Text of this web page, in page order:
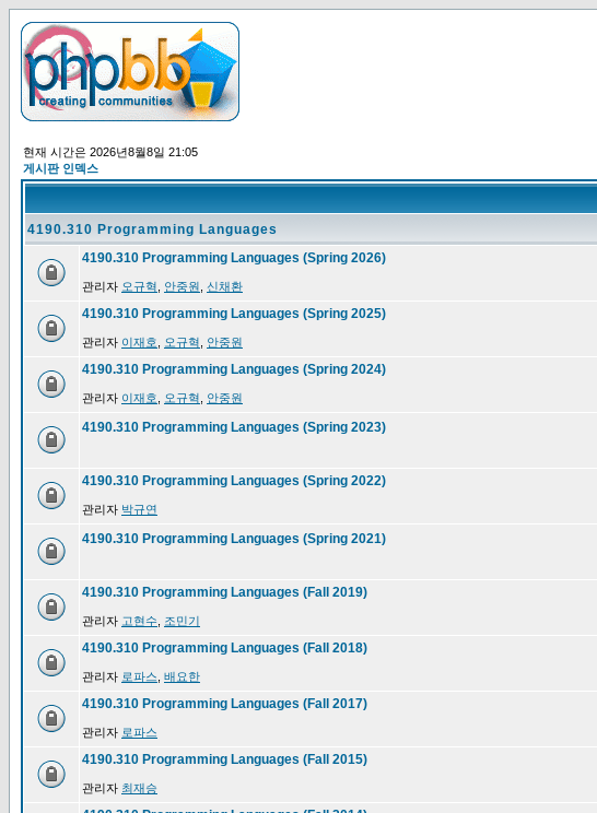
현재 시간은 2026년8월8일 21:05
게시판 인덱스
4190.310 Programming Languages
4190.310 Programming Languages (Spring 2026)
관리자 오규혁 안중원 신채환
4190.310 Programming Languages (Spring 2025)
관리자 이재호 오규혁 안중원
4190.310 Programming Languages (Spring 2024)
관리자 이재호 오규혁 안중원
4190.310 Programming Languages (Spring 2023)
4190.310 Programming Languages (Spring 2022)
관리자 박규연
4190.310 Programming Languages (Spring 2021)
4190.310 Programming Languages (Fall 2019)
관리자 고현수 조민기
4190.310 Programming Languages (Fall 2018)
관리자 로파스 배요한
4190.310 Programming Languages (Fall 2017)
관리자 로파스
4190.310 Programming Languages (Fall 2015)
관리자 최재승